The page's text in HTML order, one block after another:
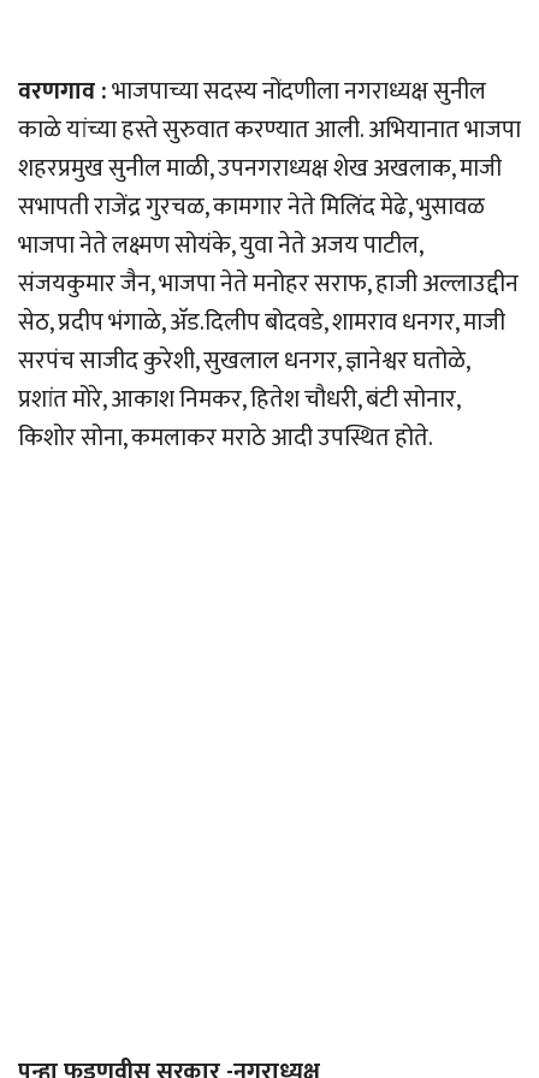
वरणगाव :भाजपाच्या सदस्य नोंदणीला नगराध्यक्ष सुनील
काळे यांच्या हस्ते सुरुवात करण्यात आली. अभियानात भाजपा
शहरप्रमुख सुनील माळी, उपनगराध्यक्ष शेख अखलाक, माजी
सभापती राजेंद्र गुरचळ, कामगार नेते मिलिंद मेढे, भुसावळ
भाजपा नेते लक्ष्मण सोयंके, युवा नेते अजय पाटील,
संजयकुमार जैन, भाजपा नेते मनोहर सराफ, हाजी अल्लाउद्दीन
सेठ, प्रदीप भंगाळे, अ‍ॅड.दिलीप बोदवडे, शामराव धनगर, माजी
सरपंच साजीद कुरेशी, सुखलाल धनगर, ज्ञानेश्वर घतोळे,
प्रशांत मोरे, आकाश निमकर, हितेश चौधरी, बंटी सोनार,
किशोर सोना, कमलाकर मराठे आदी उपस्थित होते.